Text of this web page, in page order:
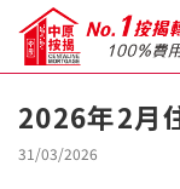
關於我們
2026年2月
31/03/2026